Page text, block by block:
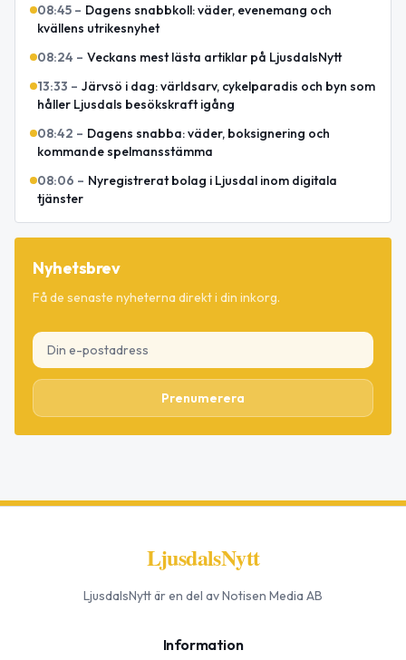
08:45 – Dagens snabbkoll: väder, evenemang och
kvällens utrikesnyhet
08:24 – Veckans mest lästa artiklar på LjusdalsNytt
13:33 – Järvsö i dag: världsarv, cykelparadis och byn som
håller Ljusdals besökskraft igång
08:42 – Dagens snabba: väder, boksignering och
kommande spelmansstämma
08:06 – Nyregistrerat bolag i Ljusdal inom digitala
tjänster
Nyhetsbrev
Få de senaste nyheterna direkt i din inkorg.
Prenumerera
LjusdalsNytt
LjusdalsNyttär en del av Notisen Media AB
Information